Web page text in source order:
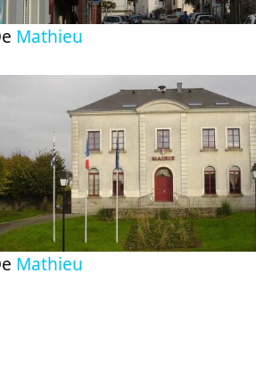
Mathieu
Mathieu